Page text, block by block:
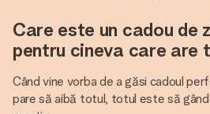
Care este un cadou de
pentru cineva care are
Când vine vorba de a găsi cadoul
pare să aibă totul, totul este să